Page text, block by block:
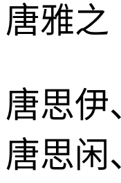
唐雅之
唐思伊
唐思闲